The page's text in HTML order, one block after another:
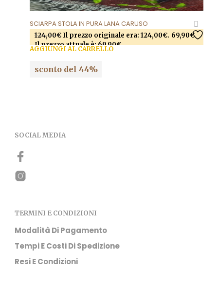
SCIARPA STOLA IN PURA LANA CARUSO
124,00€ Il prezzo originale era: 124,00€. 69,90€
Il prezzo attuale è: 69,90€.
AGGIUNGI AL CARRELLO
sconto del 44%
SOCIAL MEDIA
TERMINI E CONDIZIONI
Modalità Di Pagamento
Tempi E Costi Di Spedizione
Resi E Condizioni